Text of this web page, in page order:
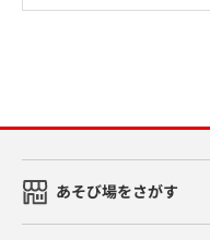
あそび場をさがす